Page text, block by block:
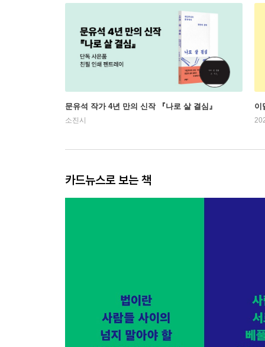
문유석 작가 4년 만의 신작 『나로 살 결심』
소진시
이
카드뉴스로 보는 책